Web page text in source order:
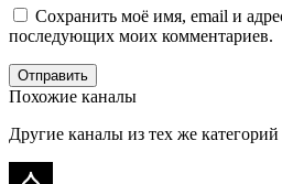
Сохранить моё имя, email и
последующих моих комментариев.
Отправить
Похожие каналы
Другие каналы из тех же категорий